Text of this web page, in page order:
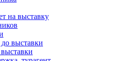
на выставку
выставки